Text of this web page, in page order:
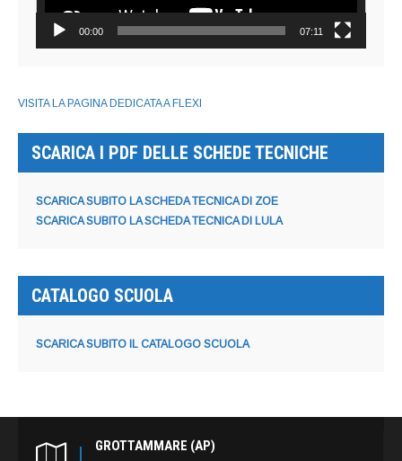
00:00 07:11
VISITA LA PAGINA DEDICATA A FLEXI
SCARICA I PDF DELLE SCHEDE TECNICHE
SCARICA SUBITO LA SCHEDA TECNICA DI ZOE
SCARICA SUBITO LA SCHEDA TECNICA DI LULA
CATALOGO SCUOLA
SCARICA SUBITO IL CATALOGO SCUOLA
GROTTAMMARE (AP)